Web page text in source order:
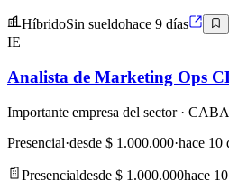
HíbridoSin sueldohace 9 días
IE
Analista de Marketing Ops
Importante empresa del sector· CABA
Presencial·desde $ 1.000.000·hace 10
Presencialdesde $ 1.000.000hace